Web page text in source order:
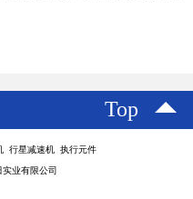
Top
行星减速机 执行元件
业有限公司